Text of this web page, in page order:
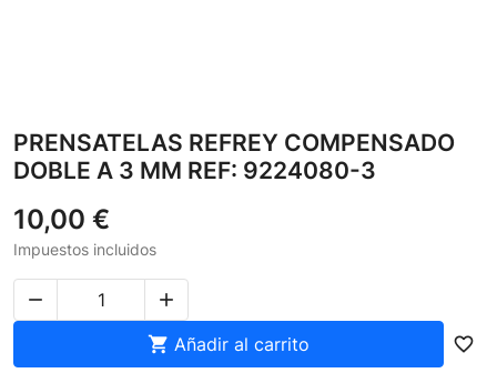
PRENSATELAS REFREY COMPENSADO
DOBLE A 3 MM REF: 9224080-3
10,00 €
Impuestos incluidos


 Añadir al carrito favorite_border